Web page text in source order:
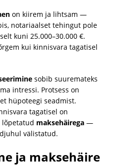
on kiirem ja lihtsam —
notariaalset tehingut pole
kuni 25.000–30.000 €.
kui kinnisvara tagatisel
sobib suuremateks
intressi. Protsess on
hüpoteegi seadmist.
tagatisel on
lõpetatud maksehäirega —
välistatud.
ja maksehäire